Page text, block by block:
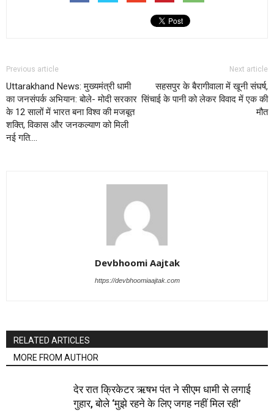
Previous article
Uttarakhand News: मुख्यमंत्री धामी
का जनसंपर्क अभियान: बोले- मोदी सरकार
के 12 सालों में भारत बना विश्व की मजबूत
शक्ति, विकास और जनकल्याण को मिली
नई गति….
Next article
सहसपुर के बैरागीवाला में खूनी संघर्ष,
सिंचाई के पानी को लेकर विवाद में एक की
मौत
Devbhoomi Aajtak
https://devbhoomiaajtak.com
RELATED ARTICLES
MORE FROM AUTHOR
देर रात क्रिकेटर ऋषभ पंत ने सीएम धामी से लगाई
गुहार, बोले ‘मुझे रहने के लिए जगह नहीं मिल रही’